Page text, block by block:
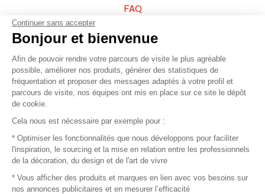
FAQ
Vendez vos produits
Plan du site
© 2016 –Organisation SAFI
Recrutement
Continuer sans accepter
Bonjour et bienvenue
Afin de pouvoir rendre votre parcours de visite le plus agréable
possible, améliorer nos produits, générer des statistiques de
fréquentation et proposer des messages adaptés à votre profil et
parcours de visite, nos équipes ont mis en place sur ce site le dépôt
de cookie.
Cela nous est nécessaire par exemple pour :
* Optimiser les fonctionnalités que nous développons pour faciliter
l'inspiration, le sourcing et la mise en relation entre les professionnels
de la décoration, du design et de l'art de vivre
* Vous afficher des produits et marques en lien avec vos besoins sur
nos annonces publicitaires et en mesurer l’efficacité